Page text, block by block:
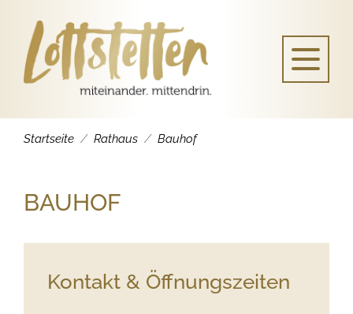
Startseite Rathaus Bauhof
BAUHOF
Kontakt & Öffnungszeiten